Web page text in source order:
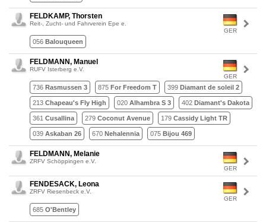
GER
FELDKAMP, Thorsten
Reit-, Zucht- und Fahrverein Epe e.
056 Balouqueen
GER
FELDMANN, Manuel
RUFV Isterberg e.V.
736 Rasmussen 3 875 For Freedom T 399 Diamant de soleil 2
213 Chapeau's Fly High 020 Alhambra S 3 402 Diamant's Dakota
361 Cusallina 279 Coconut Avenue 179 Cassidy Light TR
039 Askaban 26 670 Nehalennia 075 Bijou 469
GER
FELDMANN, Melanie
ZRFV Schöppingen e.V.
GER
FENDESACK, Leona
ZRFV Riesenbeck e.V.
685 O'Bentley